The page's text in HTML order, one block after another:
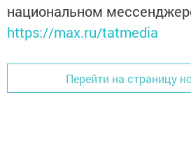
национальном
https://max.ru/tatmedia
Перейти на страницу